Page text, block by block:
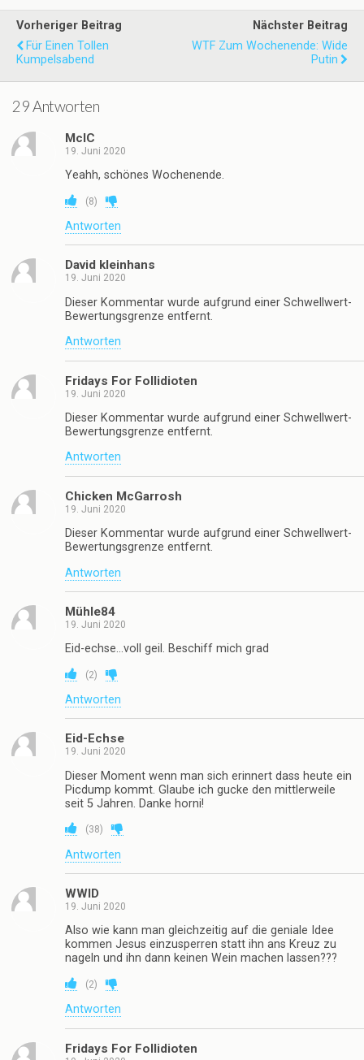
Vorheriger Beitrag
Für Einen Tollen
Kumpelsabend
Nächster Beitrag
WTF Zum Wochenende: Wide
Putin
29 Antworten
McIC
19. Juni 2020
Yeahh, schönes Wochenende.
(8)
Antworten
David kleinhans
19. Juni 2020
Dieser Kommentar wurde aufgrund einer Schwellwert-
Bewertungsgrenze entfernt.
Antworten
Fridays For Follidioten
19. Juni 2020
Dieser Kommentar wurde aufgrund einer Schwellwert-
Bewertungsgrenze entfernt.
Antworten
Chicken McGarrosh
19. Juni 2020
Dieser Kommentar wurde aufgrund einer Schwellwert-
Bewertungsgrenze entfernt.
Antworten
Mühle84
19. Juni 2020
Eid-echse…voll geil. Beschiff mich grad
(2)
Antworten
Eid-Echse
19. Juni 2020
Dieser Moment wenn man sich erinnert dass heute ein
Picdump kommt. Glaube ich gucke den mittlerweile
seit 5 Jahren. Danke horni!
(38)
Antworten
WWID
19. Juni 2020
Also wie kann man gleichzeitig auf die geniale Idee
kommen Jesus einzusperren statt ihn ans Kreuz zu
nageln und ihn dann keinen Wein machen lassen???
(2)
Antworten
Fridays For Follidioten